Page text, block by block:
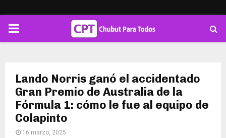
PRIMARY
Lando Norris ganó el accidentado
Gran Premio de Australia de la
Fórmula 1: cómo le fue al equipo de
Colapinto
16 marzo, 2025